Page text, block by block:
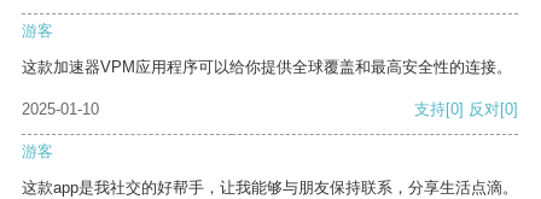
游客
这款加速器VPM应用程序可以给你提供全球覆盖和最高安全性的连接。
2025-01-10 支持[0] 反对[0]
游客
这款app是我社交的好帮手，让我能够与朋友保持联系，分享生活点滴。